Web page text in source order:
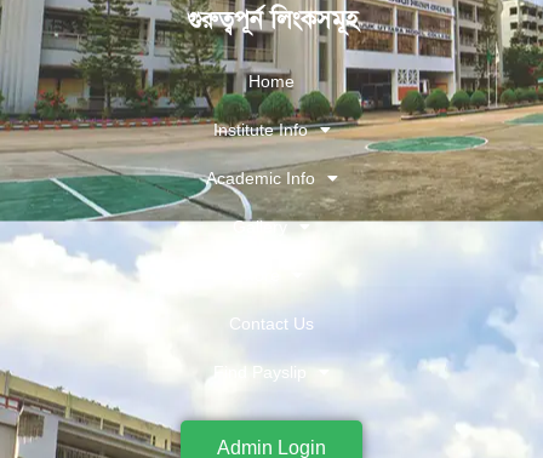
গুরুত্বপূর্ন লিংকসমূহ
Home
Institute Info
Academic Info
Gallery
Contact Us
Find Payslip
Admin Login